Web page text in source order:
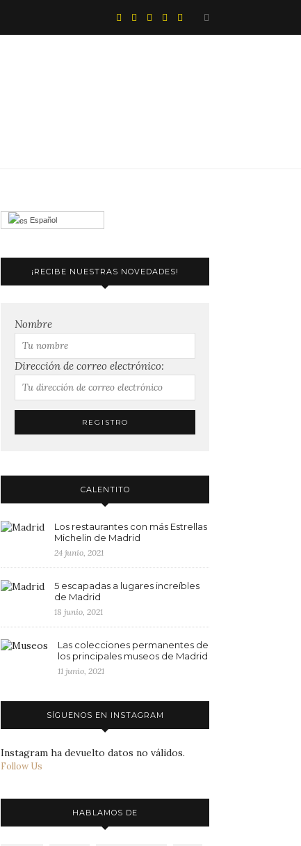
Español
¡RECIBE NUESTRAS NOVEDADES!
Nombre
Dirección de correo electrónico:
CALENTITO
Los restaurantes con más Estrellas
Michelin de Madrid
24 junio, 2021
5 escapadas a lugares increíbles
de Madrid
18 junio, 2021
Las colecciones permanentes de
los principales museos de Madrid
11 junio, 2021
SÍGUENOS EN INSTAGRAM
Instagram ha devuelto datos no válidos.
Follow Us
HABLAMOS DE